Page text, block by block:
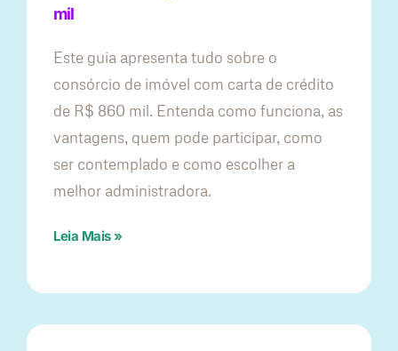
mil
Este guia apresenta tudo sobre o
consórcio de imóvel com carta de crédito
de R$ 860 mil. Entenda como funciona, as
vantagens, quem pode participar, como
ser contemplado e como escolher a
melhor administradora.
Leia Mais »